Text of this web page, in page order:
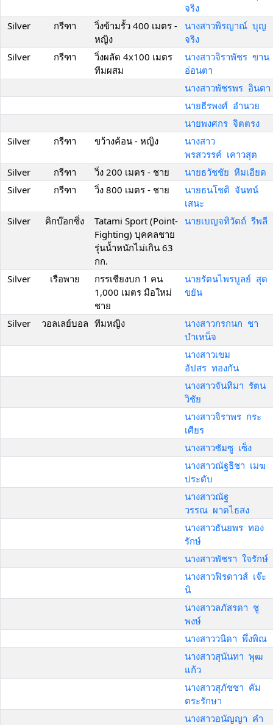
จริง
Silver
กรีฑา
วิ่งข้ามรั้ว 400 เมตร -
หญิง
นางสาวพิรญาณ์ บุญ
จริง
Silver
กรีฑา
วิ่งผลัด 4x100 เมตร
ทีมผสม
นางสาวจิราพัชร ขาน
อ่อนตา
นางสาวพัชรพร อินตา
นายธีรพงศ์ อำนวย
นายพงศกร จิตตรง
Silver
กรีฑา ขว้างค้อน - หญิง
นางสาว
พรสวรรค์ เคาวสุต
Silver
กรีฑา วิ่ง 200 เมตร - ชาย
นายธวัชชัย หีมเอียด
Silver
กรีฑา วิ่ง 800 เมตร - ชาย
นายธนโชติ จันทน์
เสนะ
Silver
คิกบ๊อกซิ่ง
Tatami Sport (Point-
Fighting) บุคคลชาย
รุ่นน้ำหนักไม่เกิน 63
กก.
นายเบญจทิวัตถ์ รีพลี
Silver เรือพาย
กรรเชียงบก 1 คน
1,000 เมตร มือใหม่
ชาย
นายรัตนไพรบูลย์ สุด
ขยัน
Silver วอลเลย์บอล ทีมหญิง
นางสาวกรกนก ชา
บำเหน็จ
นางสาวเขม
อัปสร ทองกัน
นางสาวจันทิมา รัตน
วิชัย
นางสาวจิราพร กระ
เศียร
นางสาวซัมซู เซ็ง
นางสาวณัฐธิชา เมฆ
ประดับ
นางสาวณัฐ
วรรณ ผาดไธสง
นางสาวธันยพร ทอง
รักษ์
นางสาวพัชรา ใจรักษ์
นางสาวฟิรดาวส์ เจ๊ะ
นิ
นางสาวลภัสรดา ชู
พงษ์
นางสาววนิดา พึ่งพิณ
นางสาวสุนันทา พุฒ
แก้ว
นางสาวสุภัชชา คัม
ตระรักษา
นางสาวอนัญญา คำ